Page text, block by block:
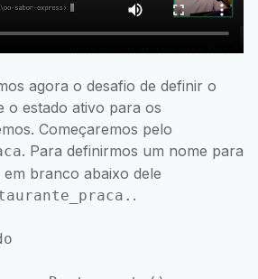
agora o desafio de definir o
o estado ativo para os
Começaremos pelo
. Para definirmos um nome para
branco abaixo dele
.